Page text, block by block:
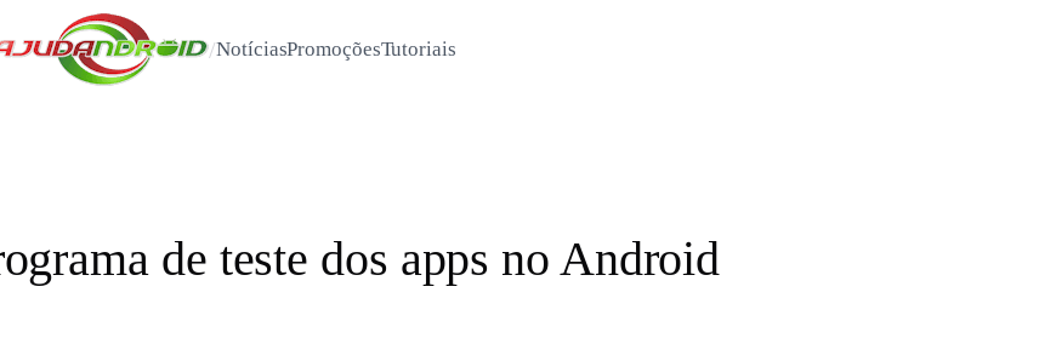
/NotíciasPromoçõesTutoriais
de teste dos apps no Android